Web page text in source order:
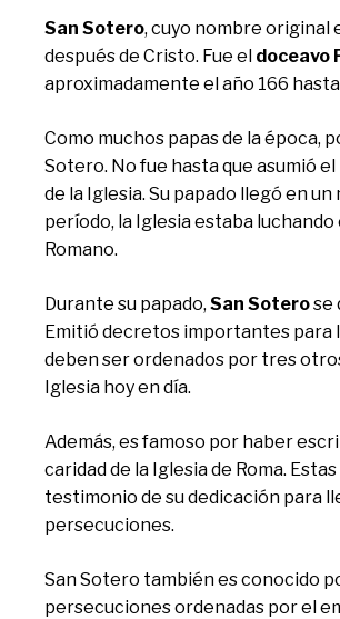
San Sotero, cuyo nombre original
después de Cristo. Fue el doceavo
aproximadamente el año 166
Como muchos papas de la época,
Sotero. No fue hasta que asumió
de la Iglesia. Su papado llegó en
período, la Iglesia estaba
Romano.
Durante su papado, San Soterose
Emitió decretos importantes para
deben ser ordenados por tres
Iglesia hoy en día.
Además, es famoso por haber
caridad de la Iglesia de Roma.
testimonio de su dedicación para
persecuciones.
San Sotero también es conocido
persecuciones ordenadas por el